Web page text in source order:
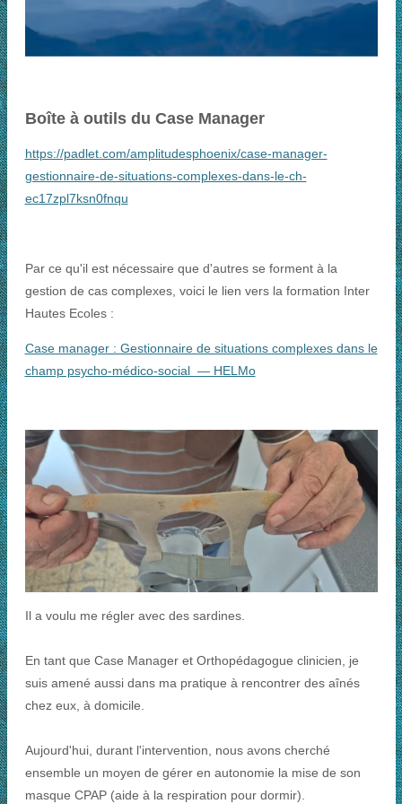
Boîte à outils du Case Manager
https://padlet.com/amplitudesphoenix/case-manager-
gestionnaire-de-situations-complexes-dans-le-ch-
ec17zpl7ksn0fnqu
Par ce qu'il est nécessaire que d'autres se forment à la
gestion de cas complexes, voici le lien vers la formation Inter
Hautes Ecoles :
Case manager : Gestionnaire de situations complexes dans le
champ psycho-médico-social — HELMo
Il a voulu me régler avec des sardines.
En tant que Case Manager et Orthopédagogue clinicien, je
suis amené aussi dans ma pratique à rencontrer des aînés
chez eux, à domicile.
Aujourd'hui, durant l'intervention, nous avons cherché
ensemble un moyen de gérer en autonomie la mise de son
masque CPAP (aide à la respiration pour dormir).